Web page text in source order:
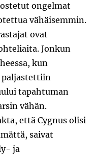
ongelmat
vähäisemmin.
ovat
Jonkun
kun
paljastettiin
tapahtuman
vähän.
että Cygnus olisi
saivat
ja